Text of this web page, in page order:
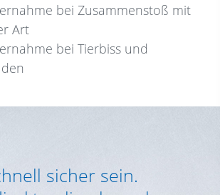
bei Zusammenstoß mit
Art
bei Tierbiss und
sicher sein.